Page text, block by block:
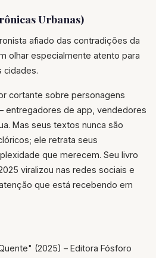
Urbanas)
afiado das contradições da
olhar especialmente atento para
cidades.
cortante sobre personagens
entregadores de app, vendedores
Mas seus textos nunca são
ele retrata seus
que merecem. Seu livro
viralizou nas redes sociais e
que está recebendo em
(2025) – Editora Fósforo